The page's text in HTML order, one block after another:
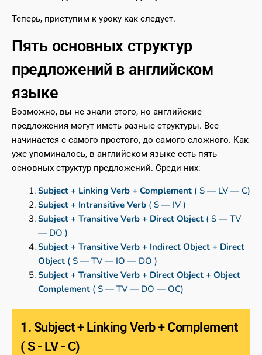
Теперь, приступим к уроку как следует.
Пять основных структур
предложений в английском
языке
Возможно, вы не знали этого, но английские
предложения могут иметь разные структуры. Все
начинается с самого простого, до самого сложного. Как
уже упоминалось, в английском языке есть пять
основных структур предложений. Среди них:
Subject + Linking Verb + Complement ( S — LV — C)
Subject + Intransitive Verb ( S — IV )
Subject + Transitive Verb + Direct Object ( S — TV
— DO )
Subject + Transitive Verb + Indirect Object + Direct
Object ( S — TV — IO — DO )
Subject + Transitive Verb + Direct Object + Object
Complement ( S — TV — DO — OC)
1. Subject + Linking Verb + Complement
( S - LV - C)